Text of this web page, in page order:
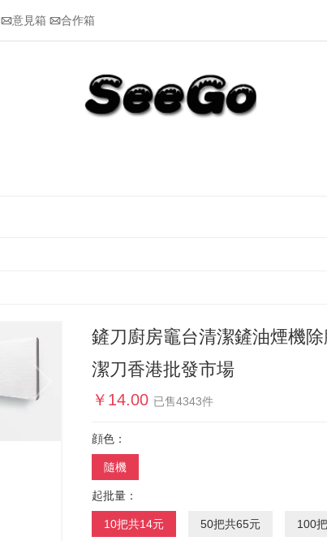
意見箱 合作箱
鏟刀廚房竈台清潔鏟油煙機
潔刀香港批發市場
￥ 14.00 已售4343件
顔色：
隨機
起批量：
10把共14元 50把共65元 100